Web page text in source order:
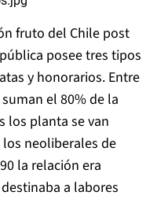
fruto del Chile post
posee tres tipos
y honorarios. Entre
el 80% de la
los planta se van
neoliberales de
la relación era
a labores